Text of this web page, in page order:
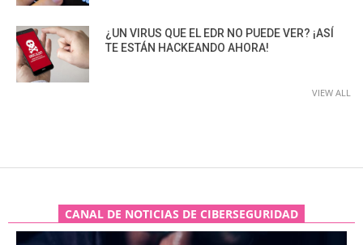
¿UN VIRUS QUE EL EDR NO PUEDE VER? ¡ASÍ
TE ESTÁN HACKEANDO AHORA!
VIEW ALL
CANAL DE NOTICIAS DE CIBERSEGURIDAD